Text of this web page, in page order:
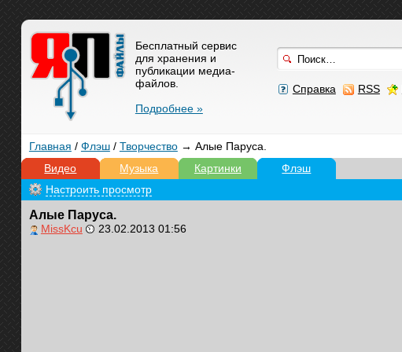
Справка RSS
Бесплатный сервис
для хранения и
публикации медиа-
файлов.
Подробнее »
Главная / Флэш/ Творчество→ Алые Паруса.
Видео
Музыка Картинки Флэш
Настроить просмотр
Алые Паруса.
MissKcu 23.02.2013 01:56